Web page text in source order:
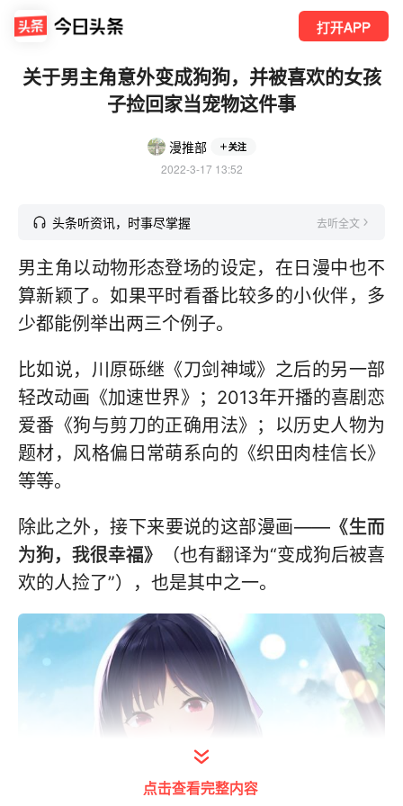
打开APP
关于男主角意外变成狗狗，并被喜欢的女孩
子捡回家当宠物这件事
漫推部 关注
2022-3-17 13:52
头条听资讯，时事尽掌握 去听全文
男主角以动物形态登场的设定，在日漫中也不
算新颖了。如果平时看番比较多的小伙伴，多
少都能例举出两三个例子。
比如说，川原砾继《刀剑神域》之后的另一部
轻改动画《加速世界》；2013年开播的喜剧恋
爱番《狗与剪刀的正确用法》；以历史人物为
题材，风格偏日常萌系向的《织田肉桂信长》
等等。
除此之外，接下来要说的这部漫画——《生而
为狗，我很幸福》
（也有翻译为“变成狗后被喜
欢的人捡了”），也是其中之一。
点击查看完整内容